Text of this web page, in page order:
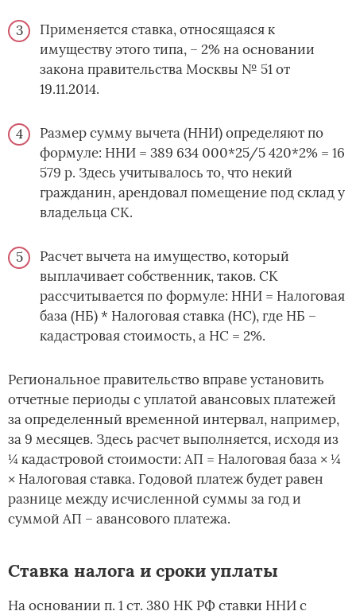
Применяется ставка, относящаяся к
имуществу этого типа, – 2% на основании
закона правительства Москвы № 51 от
19.11.2014.
Размер сумму вычета (ННИ) определяют по
формуле: ННИ = 389 634 000*25/5 420*2% = 16
579 р. Здесь учитывалось то, что некий
гражданин, арендовал помещение под склад у
владельца СК.
Расчет вычета на имущество, который
выплачивает собственник, таков. СК
рассчитывается по формуле: ННИ = Налоговая
база (НБ) * Налоговая ставка (НС), где НБ –
кадастровая стоимость, а НС = 2%.
Региональное правительство вправе установить
отчетные периоды с уплатой авансовых платежей
за определенный временной интервал, например,
за 9 месяцев. Здесь расчет выполняется, исходя из
¼ кадастровой стоимости: АП = Налоговая база × ¼
× Налоговая ставка. Годовой платеж будет равен
разнице между исчисленной суммы за год и
суммой АП – авансового платежа.
Ставка налога и сроки уплаты
На основании п. 1 ст. 380 НК РФ ставки ННИ с